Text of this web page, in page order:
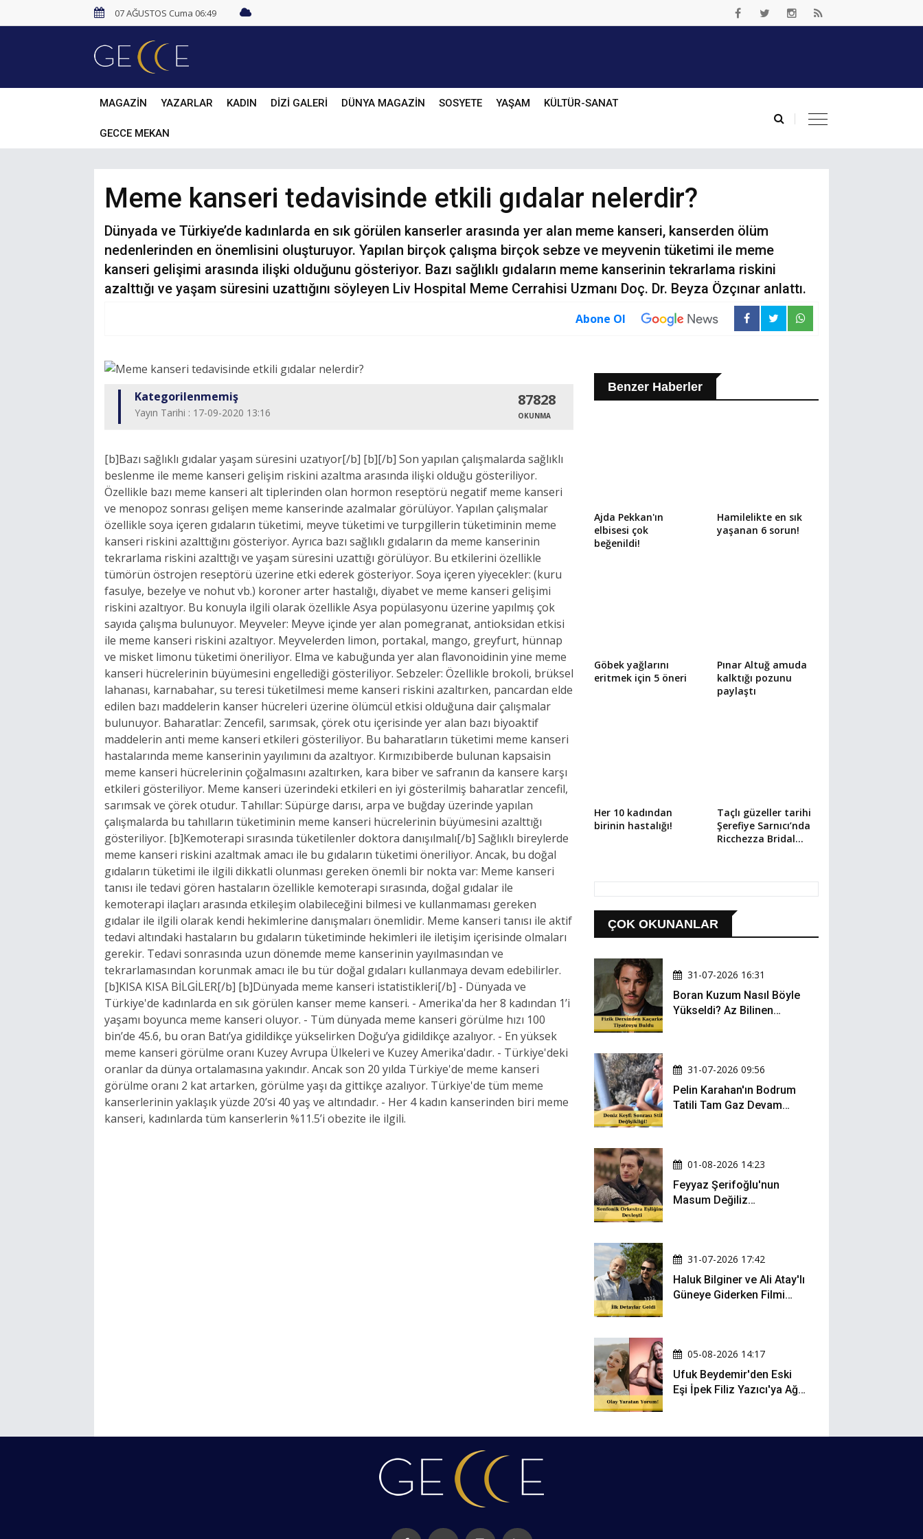
07 AĞUSTOS Cuma 06:49
MAGAZİN YAZARLAR KADIN DİZİ GALERİ DÜNYA MAGAZİN SOSYETE YAŞAM KÜLTÜR-SANAT
GECCE MEKAN
Meme kanseri tedavisinde etkili gıdalar nelerdir?
Dünyada ve Türkiye’de kadınlarda en sık görülen kanserler arasında yer alan meme kanseri, kanserden ölüm
nedenlerinden en önemlisini oluşturuyor. Yapılan birçok çalışma birçok sebze ve meyvenin tüketimi ile meme
kanseri gelişimi arasında ilişki olduğunu gösteriyor. Bazı sağlıklı gıdaların meme kanserinin tekrarlama riskini
azalttığı ve yaşam süresini uzattığını söyleyen Liv Hospital Meme Cerrahisi Uzmanı Doç. Dr. Beyza Özçınar anlattı.
Abone Ol
Kategorilenmemiş
Yayın Tarihi : 17-09-2020 13:16
87828
OKUNMA
[b]Bazı sağlıklı gıdalar yaşam süresini uzatıyor[/b] [b][/b] Son yapılan çalışmalarda sağlıklı
beslenme ile meme kanseri gelişim riskini azaltma arasında ilişki olduğu gösteriliyor.
Özellikle bazı meme kanseri alt tiplerinden olan hormon reseptörü negatif meme kanseri
ve menopoz sonrası gelişen meme kanserinde azalmalar görülüyor. Yapılan çalışmalar
özellikle soya içeren gıdaların tüketimi, meyve tüketimi ve turpgillerin tüketiminin meme
kanseri riskini azalttığını gösteriyor. Ayrıca bazı sağlıklı gıdaların da meme kanserinin
tekrarlama riskini azalttığı ve yaşam süresini uzattığı görülüyor. Bu etkilerini özellikle
tümörün östrojen reseptörü üzerine etki ederek gösteriyor. Soya içeren yiyecekler: (kuru
fasulye, bezelye ve nohut vb.) koroner arter hastalığı, diyabet ve meme kanseri gelişimi
riskini azaltıyor. Bu konuyla ilgili olarak özellikle Asya popülasyonu üzerine yapılmış çok
sayıda çalışma bulunuyor. Meyveler: Meyve içinde yer alan pomegranat, antioksidan etkisi
ile meme kanseri riskini azaltıyor. Meyvelerden limon, portakal, mango, greyfurt, hünnap
ve misket limonu tüketimi öneriliyor. Elma ve kabuğunda yer alan flavonoidinin yine meme
kanseri hücrelerinin büyümesini engellediği gösteriliyor. Sebzeler: Özellikle brokoli, brüksel
lahanası, karnabahar, su teresi tüketilmesi meme kanseri riskini azaltırken, pancardan elde
edilen bazı maddelerin kanser hücreleri üzerine ölümcül etkisi olduğuna dair çalışmalar
bulunuyor. Baharatlar: Zencefil, sarımsak, çörek otu içerisinde yer alan bazı biyoaktif
maddelerin anti meme kanseri etkileri gösteriliyor. Bu baharatların tüketimi meme kanseri
hastalarında meme kanserinin yayılımını da azaltıyor. Kırmızıbiberde bulunan kapsaisin
meme kanseri hücrelerinin çoğalmasını azaltırken, kara biber ve safranın da kansere karşı
etkileri gösteriliyor. Meme kanseri üzerindeki etkileri en iyi gösterilmiş baharatlar zencefil,
sarımsak ve çörek otudur. Tahıllar: Süpürge darısı, arpa ve buğday üzerinde yapılan
çalışmalarda bu tahılların tüketiminin meme kanseri hücrelerinin büyümesini azalttığı
gösteriliyor. [b]Kemoterapi sırasında tüketilenler doktora danışılmalı[/b] Sağlıklı bireylerde
meme kanseri riskini azaltmak amacı ile bu gıdaların tüketimi öneriliyor. Ancak, bu doğal
gıdaların tüketimi ile ilgili dikkatli olunması gereken önemli bir nokta var: Meme kanseri
tanısı ile tedavi gören hastaların özellikle kemoterapi sırasında, doğal gıdalar ile
kemoterapi ilaçları arasında etkileşim olabileceğini bilmesi ve kullanmaması gereken
gıdalar ile ilgili olarak kendi hekimlerine danışmaları önemlidir. Meme kanseri tanısı ile aktif
tedavi altındaki hastaların bu gıdaların tüketiminde hekimleri ile iletişim içerisinde olmaları
gerekir. Tedavi sonrasında uzun dönemde meme kanserinin yayılmasından ve
tekrarlamasından korunmak amacı ile bu tür doğal gıdaları kullanmaya devam edebilirler.
[b]KISA KISA BİLGİLER[/b] [b]Dünyada meme kanseri istatistikleri[/b] - Dünyada ve
Türkiye'de kadınlarda en sık görülen kanser meme kanseri. - Amerika'da her 8 kadından 1’i
yaşamı boyunca meme kanseri oluyor. - Tüm dünyada meme kanseri görülme hızı 100
bin’de 45.6, bu oran Batı’ya gidildikçe yükselirken Doğu’ya gidildikçe azalıyor. - En yüksek
meme kanseri görülme oranı Kuzey Avrupa Ülkeleri ve Kuzey Amerika'dadır. - Türkiye'deki
oranlar da dünya ortalamasına yakındır. Ancak son 20 yılda Türkiye'de meme kanseri
görülme oranı 2 kat artarken, görülme yaşı da gittikçe azalıyor. Türkiye'de tüm meme
kanserlerinin yaklaşık yüzde 20’si 40 yaş ve altındadır. - Her 4 kadın kanserinden biri meme
kanseri, kadınlarda tüm kanserlerin %11.5’i obezite ile ilgili.
Benzer Haberler
Ajda Pekkan'ın
elbisesi çok
beğenildi!
Hamilelikte en sık
yaşanan 6 sorun!
Göbek yağlarını
eritmek için 5 öneri
Pınar Altuğ amuda
kalktığı pozunu
paylaştı
Her 10 kadından
birinin hastalığı!
Taçlı güzeller tarihi
Şerefiye Sarnıcı’nda
Ricchezza Bridal
ÇOK OKUNANLAR
31-07-2026 16:31
Boran Kuzum Nasıl Böyle
Yükseldi? Az Bilinen
31-07-2026 09:56
Pelin Karahan'ın Bodrum
Tatili Tam Gaz Devam
01-08-2026 14:23
Feyyaz Şerifoğlu'nun
Masum Değiliz
31-07-2026 17:42
Haluk Bilginer ve Ali Atay'lı
Güneye Giderken Filmi
05-08-2026 14:17
Ufuk Beydemir'den Eski
Eşi İpek Filiz Yazıcı'ya Ağır